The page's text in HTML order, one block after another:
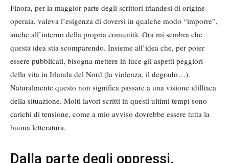
Finora, per la maggior parte degli scrittori irlandesi di origine
operaia, valeva l’esigenza di doversi in qualche modo “imporre”,
anche all’interno della propria comunità. Ora mi sembra che
questa idea stia scomparendo. Insieme all’idea che, per poter
essere pubblicati, bisogna mettere in luce gli aspetti peggiori
della vita in Irlanda del Nord (la violenza, il degrado…).
Naturalmente questo non significa passare a una visione idilliaca
della situazione. Molti lavori scritti in questi ultimi tempi sono
carichi di tensione, come a mio avviso dovrebbe essere tutta la
buona letteratura.
Dalla parte degli oppressi,